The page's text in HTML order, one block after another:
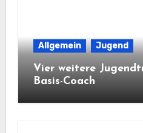
Allgemein Jugend
Vier weitere
Basis-Coach